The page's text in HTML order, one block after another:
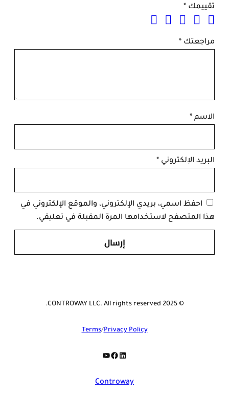
r
s
e
تقييمك *
مراجعتك *
الاسم *
البريد الإلكتروني *
احفظ اسمي، بريدي الإلكتروني، والموقع الإلكتروني في
هذا المتصفح لاستخدامها المرة المقبلة في تعليقي.
© 2025 CONTROWAY LLC. All rights reserved.
Privacy Policy
/
Terms
LinkedIn
Facebook
YouTube
Controway